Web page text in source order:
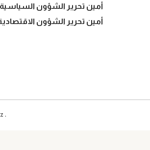
أمين تحرير الشؤون
أمين تحرير الشؤون
. Powered by imtyaz